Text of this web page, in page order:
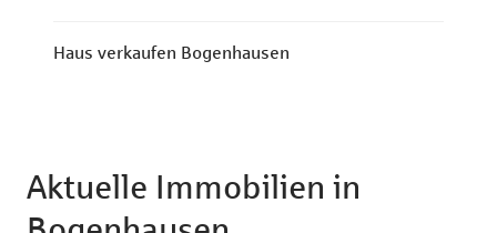
Haus verkaufen Bogenhausen
Aktuelle Immobilien in